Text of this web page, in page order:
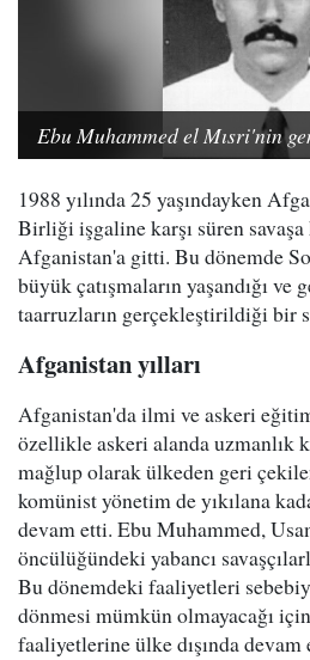
Ebu Muhammed el Mısri'nin
1988 yılında 25 yaşındayken
Birliği işgaline karşı süren
Afganistan'a gitti. Bu dönemde
büyük çatışmaların yaşandığı ve
taarruzların gerçekleştirildiği bir
Afganistan yılları
Afganistan'da ilmi ve askeri
özellikle askeri alanda uzmanlık
mağlup olarak ülkeden geri
komünist yönetim de yıkılana
devam etti. Ebu Muhammed,
öncülüğündeki yabancı
Bu dönemdeki faaliyetleri
dönmesi mümkün olmayacağı
faaliyetlerine ülke dışında devam